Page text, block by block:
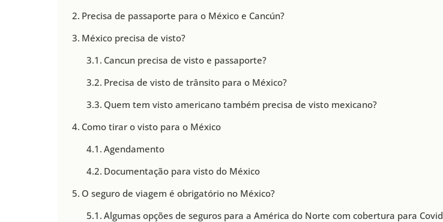
Precisa de passaporte para o México e Cancún?
México precisa de visto?
Cancun precisa de visto e passaporte?
Precisa de visto de trânsito para o México?
Quem tem visto americano também precisa de visto mexicano?
Como tirar o visto para o México
Agendamento
Documentação para visto do México
O seguro de viagem é obrigatório no México?
Algumas opções de seguros para a América do Norte com cobertura para Covid